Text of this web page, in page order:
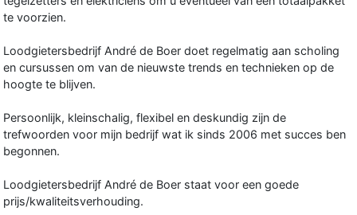
te voorzien.
Loodgietersbedrijf André de Boer doet regelmatig aan scholing
en cursussen om van de nieuwste trends en technieken op de
hoogte te blijven.
Persoonlijk, kleinschalig, flexibel en deskundig zijn de
trefwoorden voor mijn bedrijf wat ik sinds 2006 met succes ben
begonnen.
Loodgietersbedrijf André de Boer staat voor een goede
prijs/kwaliteitsverhouding.